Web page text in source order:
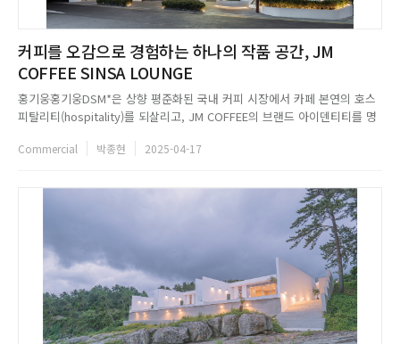
커피를 오감으로 경험하는 하나의 작품 공간, JM
COFFEE SINSA LOUNGE
홍기웅홍기웅DSM*은 상향 평준화된 국내 커피 시장에서 카페 본연의 호스
피탈리티(hospitality)를 되살리고, JM COFFEE의 브랜드 아이덴티티를 명
수행하는 커피 브랜드로서의 자부심을 최근 리뉴얼한 브랜드 아이덴티티에
Commercial 박종현 2025-04-17